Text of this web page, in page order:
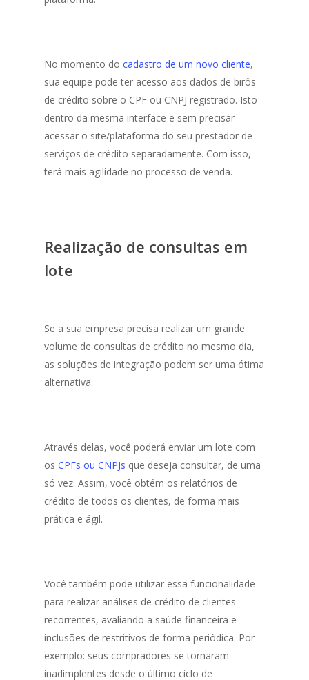
No momento do cadastro de um novo cliente,
sua equipe pode ter acesso aos dados de birôs
de crédito sobre o CPF ou CNPJ registrado. Isto
dentro da mesma interface e sem precisar
acessar o site/plataforma do seu prestador de
serviços de crédito separadamente. Com isso,
terá mais agilidade no processo de venda.
Realização de consultas em
lote
Se a sua empresa precisa realizar um grande
volume de consultas de crédito no mesmo dia,
as soluções de integração podem ser uma ótima
alternativa.
Através delas, você poderá enviar um lote com
os CPFs ou CNPJs que deseja consultar, de uma
só vez. Assim, você obtém os relatórios de
crédito de todos os clientes, de forma mais
prática e ágil.
Você também pode utilizar essa funcionalidade
para realizar análises de crédito de clientes
recorrentes, avaliando a saúde financeira e
inclusões de restritivos de forma periódica. Por
exemplo: seus compradores se tornaram
inadimplentes desde o último ciclo de